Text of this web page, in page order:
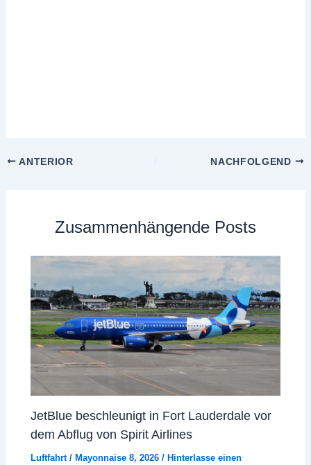
ANTERIOR NACHFOLGEND
Zusammenhängende Posts
JetBlue beschleunigt in Fort Lauderdale vor
dem Abflug von Spirit Airlines
Luftfahrt/ Mayonnaise 8, 2026/ Hinterlasse einen